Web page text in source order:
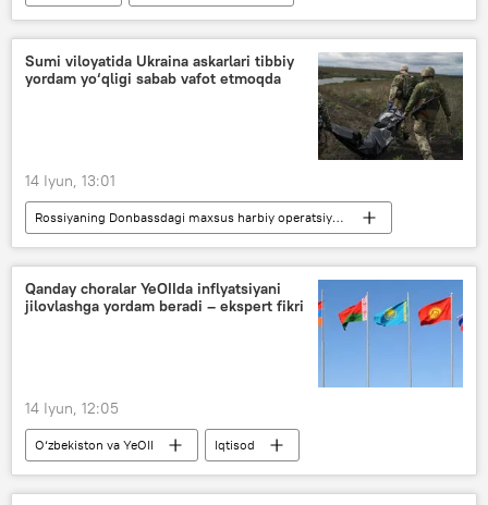
Donald Tramp
tabrik
Sumi viloyatida Ukraina askarlari tibbiy
yordam yo‘qligi sabab vafot etmoqda
14 Iyun, 13:01
Rossiyaning Donbassdagi maxsus harbiy operatsiyasi
Dunyoda
Dunyo yangiliklari
Ukraina
Qanday choralar YeOIIda inflyatsiyani
jilovlashga yordam beradi – ekspert fikri
14 Iyun, 12:05
O‘zbekiston va YeOII
Iqtisod
inflyatsiya
YeOII